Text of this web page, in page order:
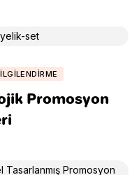
Promosyon